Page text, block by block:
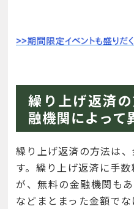
繰り上げ返済
融機関によって
繰り上げ返済の方法は
す。繰り上げ返済に手
が、無料の金融機関も
などまとまった金額で